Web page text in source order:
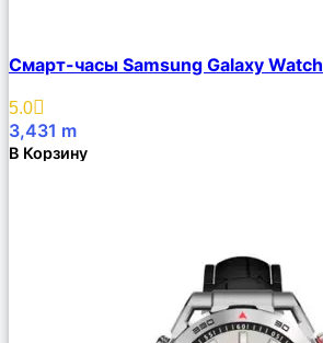
Описание
Избранное
Смарт-часы Samsung Galaxy
5.0
3,431 m
В Корзину